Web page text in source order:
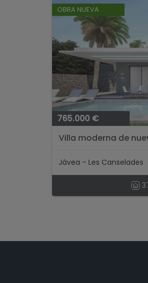
OBRA NUEVA
765.000 €
Villa moderna de
Jávea - Les Canselades